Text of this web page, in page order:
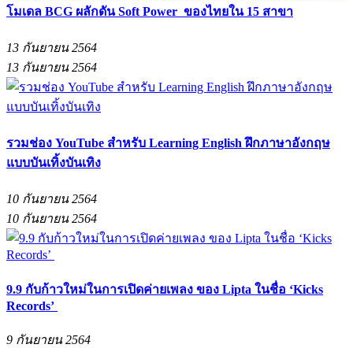
โมเดล BCG ผลักดัน Soft Power ของไทยใน 15 สาขา
13 กันยายน 2564
13 กันยายน 2564
รวมช่อง YouTube สำหรับ Learning English ฝึกภาษาอังกฤษ
แบบบันเทิ้งบันเทิง
10 กันยายน 2564
10 กันยายน 2564
9.9 กับก้าวใหม่ในการเปิดค่ายเพลง ของ Lipta ในชื่อ ‘Kicks
Records’
9 กันยายน 2564